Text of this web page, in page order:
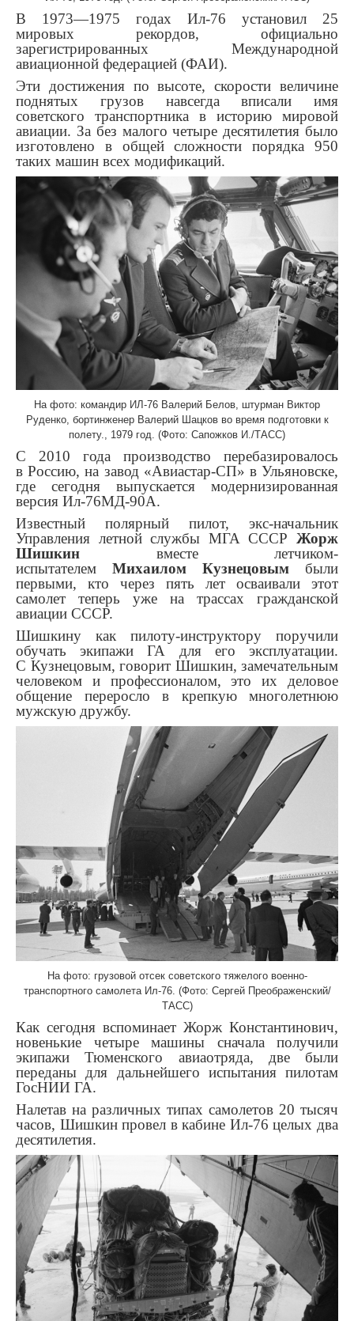
В 1973—1975 годах Ил-76 установил 25
мировых рекордов, официально
зарегистрированных Международной
авиационной федерацией (ФАИ).
Эти достижения по высоте, скорости величине
поднятых грузов навсегда вписали имя
советского транспортника в историю мировой
авиации. За без малого четыре десятилетия было
изготовлено в общей сложности порядка 950
таких машин всех модификаций.
На фото: командир ИЛ-76 Валерий Белов, штурман Виктор
Руденко, бортинженер Валерий Шацков во время подготовки к
полету., 1979 год. (Фото: Сапожков И./ТАСС)
С 2010 года производство перебазировалось
в Россию, на завод «Авиастар-СП» в Ульяновске,
где сегодня выпускается модернизированная
версия Ил-76МД-90А.
Известный полярный пилот, экс-начальник
Управления летной службы МГА СССР Жорж
Шишкин вместе летчиком-
испытателем Михаилом Кузнецовым были
первыми, кто через пять лет осваивали этот
самолет теперь уже на трассах гражданской
авиации СССР.
Шишкину как пилоту-инструктору поручили
обучать экипажи ГА для его эксплуатации.
С Кузнецовым, говорит Шишкин, замечательным
человеком и профессионалом, это их деловое
общение переросло в крепкую многолетнюю
мужскую дружбу.
На фото: грузовой отсек советского тяжелого военно-
транспортного самолета Ил-76. (Фото: Сергей Преображенский/
ТАСС)
Как сегодня вспоминает Жорж Константинович,
новенькие четыре машины сначала получили
экипажи Тюменского авиаотряда, две были
переданы для дальнейшего испытания пилотам
ГосНИИ ГА.
Налетав на различных типах самолетов 20 тысяч
часов, Шишкин провел в кабине Ил-76 целых два
десятилетия.